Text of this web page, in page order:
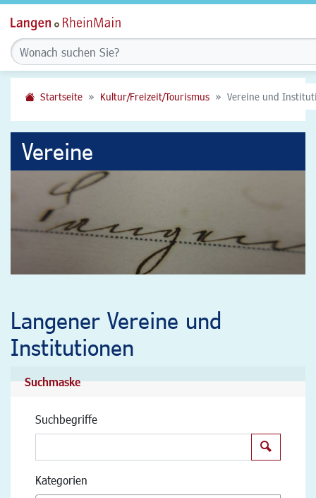
Startseite Kultur/Freizeit/Tourismus Vereine und
Vereine
Langener Vereine und
Institutionen
Suchmaske
Suchbegriffe
Kategorien